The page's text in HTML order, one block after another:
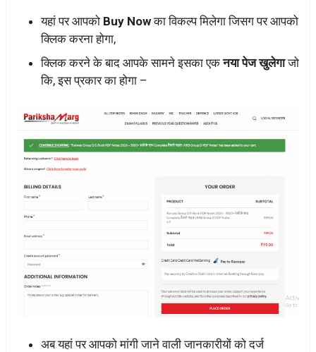
यहां पर आपको Buy Nowका विकल्प मिलेगा जिसग पर आपको
क्लिक करना होगा,
क्लिक करने के बाद आपके सामने इसका एकनया पेज खुलेगाजो
कि, इस प्रकार का होगा –
अब यहां पर आपको मांगी जाने वाली जानकारीयों को दर्ज